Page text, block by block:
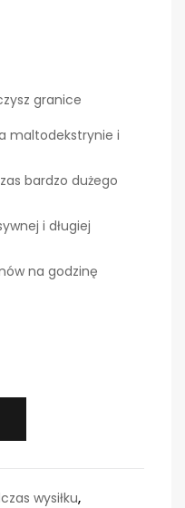
granice
maltodekstrynie i
bardzo dużego
i długiej
na godzinę
wysiłku,